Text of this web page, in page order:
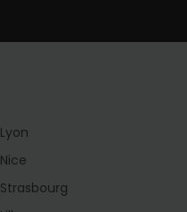
Lyon
Nice
Strasbourg